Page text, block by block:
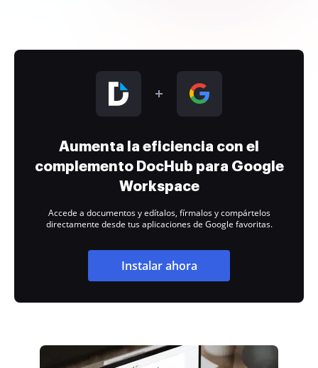
Aumenta la eficiencia con el
complemento DocHub para Google
Workspace
Accede a documentos y edítalos, fírmalos y compártelos
directamente desde tus aplicaciones de Google favoritas.
Instalar ahora